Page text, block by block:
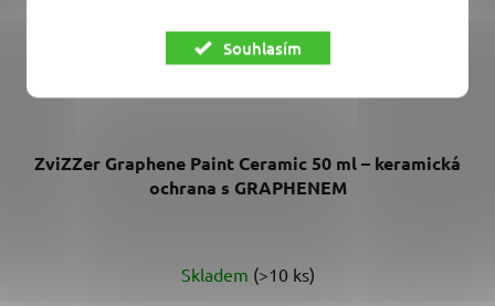
Souhlasím
ZviZZer Graphene Paint Ceramic 50 ml – keramická
ochrana s GRAPHENEM
Skladem (>10 ks)